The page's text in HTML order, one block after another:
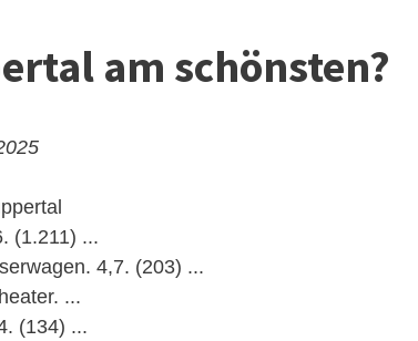
am schönsten?
(1.211) ...
4,7. (203) ...
...
(134) ...